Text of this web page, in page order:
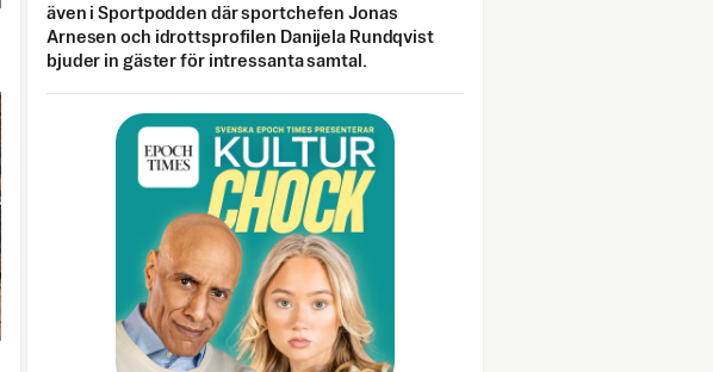
även i Sportpodden där sportchefen Jonas
Arnesen och idrottsprofilen Danijela Rundqvist
bjuder in gäster för intressanta samtal.